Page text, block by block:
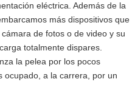
eléctrica. Además de la
más dispositivos que
de fotos o de video y su
totalmente dispares.
la pelea por los pocos
ocupado, a la carrera, por un